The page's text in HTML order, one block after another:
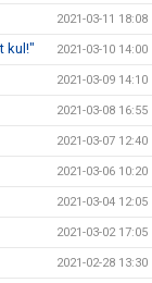
2021-03-11 18:08
kul!" 2021-03-10 14:00
2021-03-09 14:10
2021-03-08 16:55
2021-03-07 12:40
2021-03-06 10:20
2021-03-04 12:05
2021-03-02 17:05
2021-02-28 13:30